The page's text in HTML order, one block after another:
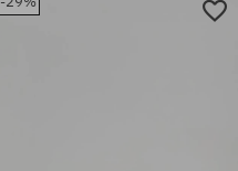
Dostupné veľkosti: